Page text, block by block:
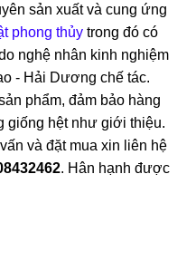
sản xuất và cung ứng
phong thủy trong đó có
nghệ nhân kinh nghiệm
- Hải Dương chế tác.
phẩm, đảm bảo hàng
giống hệt như giới thiệu.
và đặt mua xin liên hệ
. Hân hạnh được